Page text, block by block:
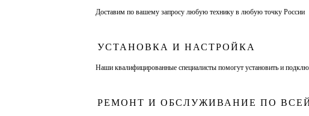
Доставим по вашему запросу любую технику в любую точку России
УСТАНОВКА И НАСТРОЙКА
Наши квалифицированные специалисты помогут установить и
РЕМОНТ И ОБСЛУЖИВАНИЕ ПО